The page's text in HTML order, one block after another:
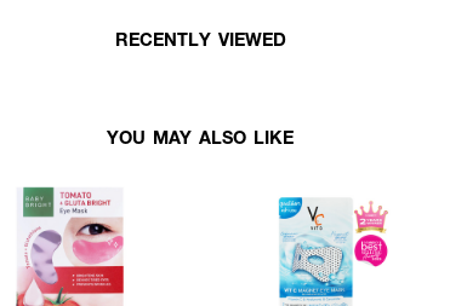
RECENTLY VIEWED
YOU MAY ALSO LIKE